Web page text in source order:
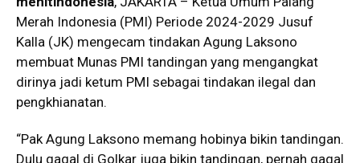
Merah Indonesia (PMI) Periode 2024-2029 Jusuf
Kalla (JK) mengecam tindakan Agung Laksono
membuat Munas PMI tandingan yang mengangkat
dirinya jadi ketum PMI sebagai tindakan ilegal dan
pengkhianatan.
“Pak Agung Laksono memang hobinya bikin tandingan.
Dulu gagal di Golkar juga bikin tandingan, pernah gagal